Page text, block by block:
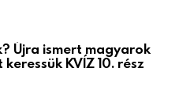
Újra ismert magyarok
KVÍZ 10. rész